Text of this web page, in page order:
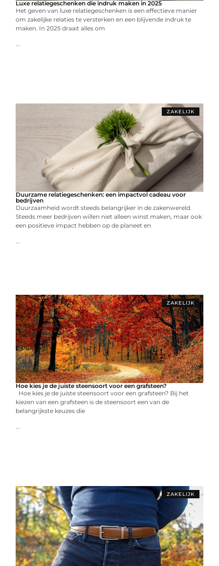
Luxe relatiegeschenken die indruk maken in 2025
Het geven van luxe relatiegeschenken is een effectieve manier
om zakelijke relaties te versterken en een blijvende indruk te
maken. In 2025 draait alles om
...
ZAKELIJK
Duurzame relatiegeschenken: een impactvol cadeau voor
bedrijven
Duurzaamheid wordt steeds belangrijker in de zakenwereld.
Steeds meer bedrijven willen niet alleen winst maken, maar ook
een positieve impact hebben op de planeet en
...
ZAKELIJK
Hoe kies je de juiste steensoort voor een grafsteen?
Hoe kies je de juiste steensoort voor een grafsteen? Bij het
kiezen van een grafsteen is de steensoort een van de
belangrijkste keuzes die
...
ZAKELIJK